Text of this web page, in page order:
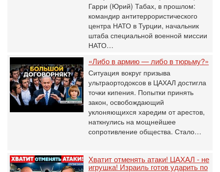
Гарри (Юрий) Табах, в прошлом:
командир антитеррористического
центра НАТО в Турции, начальник
штаба специальной военной миссии
НАТО…
«Либо в армию — либо в тюрьму?»
Ситуация вокруг призыва
ультраортодоксов в ЦАХАЛ достигла
точки кипения. Попытки принять
закон, освобождающий
уклоняющихся харедим от арестов,
наткнулись на мощнейшее
сопротивление общества. Стало…
Хватит отменять атаки! ЦАХАЛ - не
игрушка! Израиль готов ударить по